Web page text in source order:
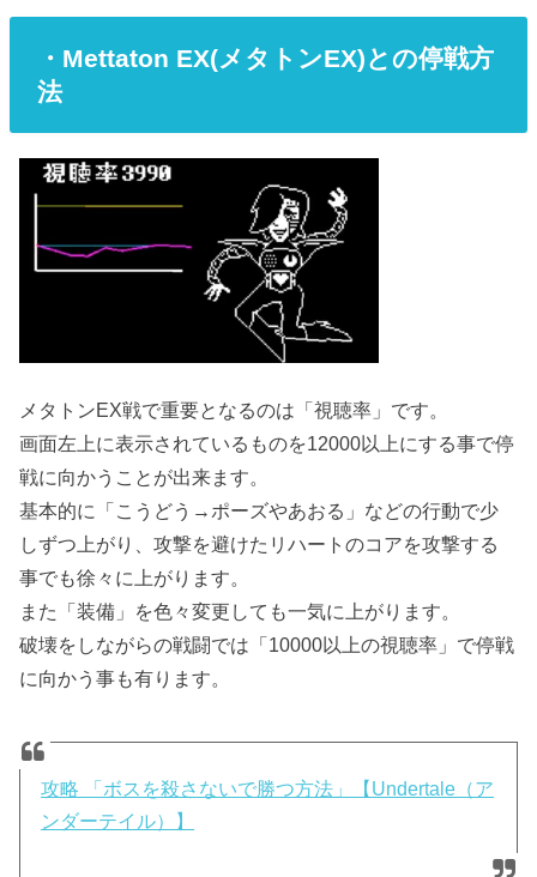
・Mettaton EX(メタトンEX)との停戦方
法
メタトンEX戦で重要となるのは「視聴率」です。
画面左上に表示されているものを12000以上にする事で停
戦に向かうことが出来ます。
基本的に「こうどう→ポーズやあおる」などの行動で少
しずつ上がり、攻撃を避けたリハートのコアを攻撃する
事でも徐々に上がります。
また「装備」を色々変更しても一気に上がります。
破壊をしながらの戦闘では「10000以上の視聴率」で停戦
に向かう事も有ります。
攻略 「ボスを殺さないで勝つ方法」【Undertale（ア
ンダーテイル）】